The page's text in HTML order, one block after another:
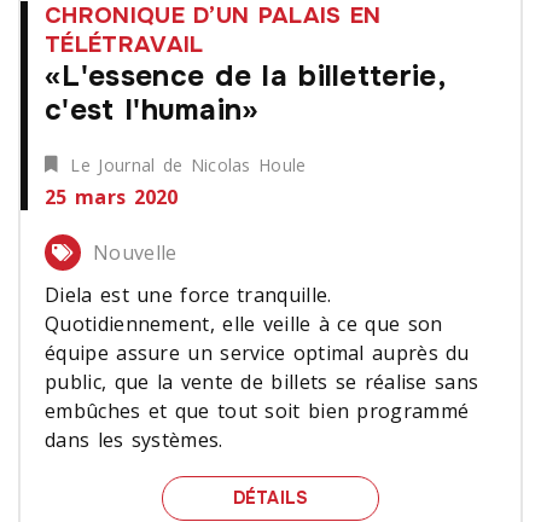
CHRONIQUE D’UN PALAIS EN
TÉLÉTRAVAIL
«L'essence de la billetterie,
c'est l'humain»
Le Journal de Nicolas Houle
25 mars 2020
Nouvelle
Diela est une force tranquille.
Quotidiennement, elle veille à ce que son
équipe assure un service optimal auprès du
public, que la vente de billets se réalise sans
embûches et que tout soit bien programmé
dans les systèmes.
DÉTAILS «L'ESSENCE DE LA